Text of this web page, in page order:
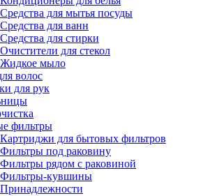
для мытья посуды
для ванн
для стирки
для стекол
мыло
волос
для рук
фильтры
для бытовых фильтров
под раковину
рядом с раковиной
кувшины